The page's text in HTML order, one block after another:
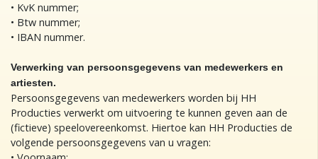
• KvK nummer;
• Btw nummer;
• IBAN nummer.
Verwerking van persoonsgegevens van medewerkers en
artiesten.
Persoonsgegevens van medewerkers worden bij HH
Producties verwerkt om uitvoering te kunnen geven aan de
(fictieve) speelovereenkomst. Hiertoe kan HH Producties de
volgende persoonsgegevens van u vragen: